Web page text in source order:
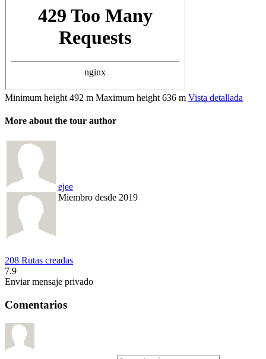
Minimum height 492 m Maximum height 636 m Vista detallada
More about the tour author
ejee
Miembro desde 2019
208 Rutas creadas
7.9
Enviar mensaje privado
Comentarios